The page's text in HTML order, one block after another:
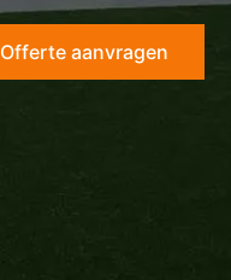
Offerte aanvragen